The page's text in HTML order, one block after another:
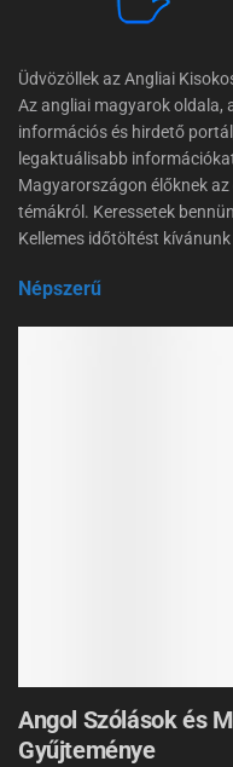
Üdvözöllek az Angliai
Az angliai magyarok oldala,
információs és hirdető
legaktuálisabb
Magyarországon élőknek
témákról. Keressetek
Kellemes időtöltést
Népszerű
Angol Szólások és
Gyűjteménye